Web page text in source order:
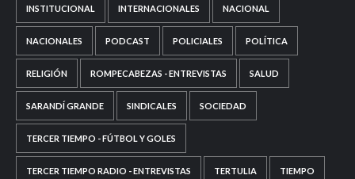
INSTITUCIONAL INTERNACIONALES NACIONAL
NACIONALES PODCAST POLICIALES POLÍTICA
RELIGIÓN ROMPECABEZAS - ENTREVISTAS SALUD
SARANDÍ GRANDE SINDICALES SOCIEDAD
TERCER TIEMPO - FÚTBOL Y GOLES
TERCER TIEMPO RADIO - ENTREVISTAS TERTULIA TIEMPO